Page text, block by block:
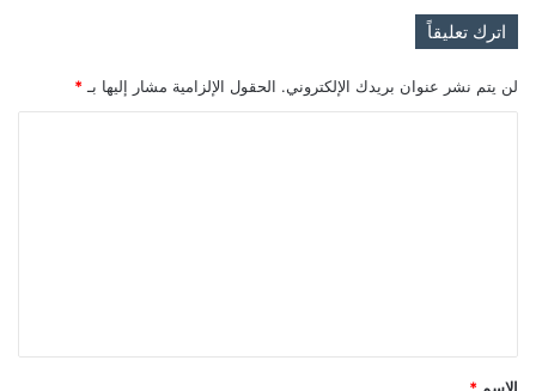
اترك تعليقاً
لن يتم نشر عنوان بريدك الإلكتروني. الحقول الإلزامية مشار إليها بـ *
*